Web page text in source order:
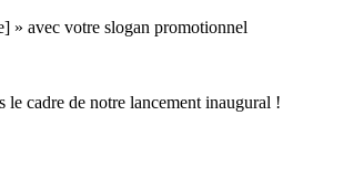
» avec votre slogan promotionnel
cadre de notre lancement inaugural !